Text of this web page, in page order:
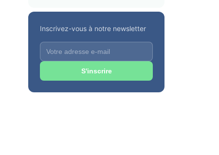
Inscrivez-vous à notre newsletter
S'inscrire